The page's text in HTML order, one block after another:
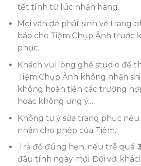
tết tính từ lúc nhận hàng.
Mọi vấn đề phát sinh về trang
báo cho Tiệm Chụp Ảnh trước
phục.
Khách vui lòng ghé studio để
Tiệm Chụp Ảnh không nhận
không hoàn tiền các trường
hoặc không ưng ý…
Không tự ý sửa trang phục nếu
nhận cho phép của Tiệm.
Trả đồ đúng hẹn, nếu trễ quá
đầu tính ngày mới. Đối với